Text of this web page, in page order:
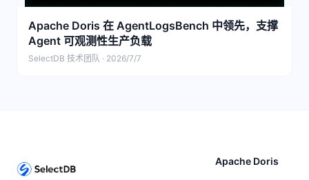
Apache Doris 在 AgentLogsBench 中领先，支撑
Agent 可观测性生产负载
SelectDB 技术团队 · 2026/7/7
Apache Doris